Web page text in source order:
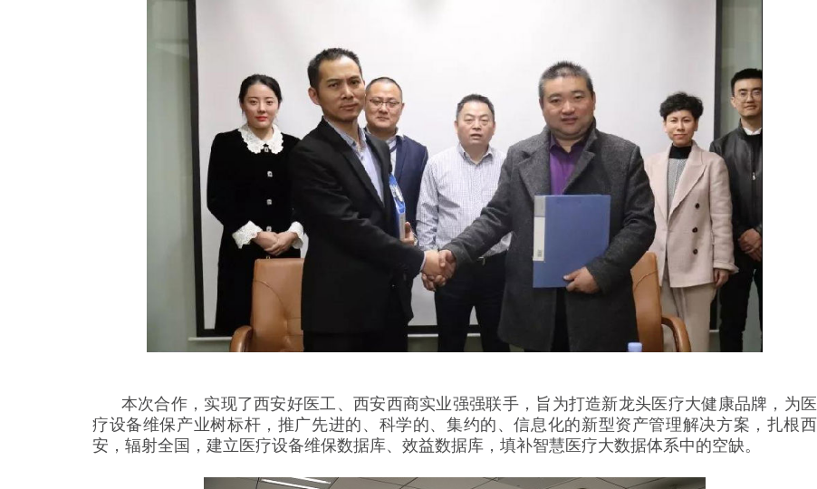
本次合作，实现了西安好医工、西安西商实业强强联手，旨为打造新龙头医疗大健康品牌，为医
疗设备维保产业树标杆，推广先进的、科学的、集约的、信息化的新型资产管理解决方案，扎根西
安，辐射全国，建立医疗设备维保数据库、效益数据库，填补智慧医疗大数据体系中的空缺。